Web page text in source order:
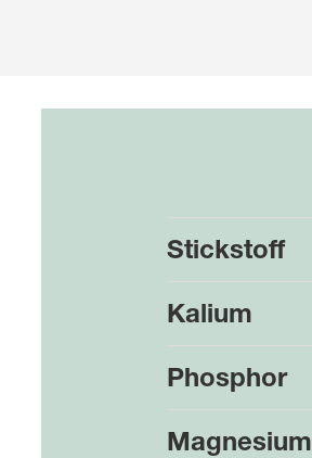
Stickstoff
Kalium
Phosphor
Magnesium